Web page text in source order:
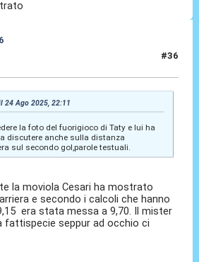
#36
24 Ago 2025, 22:11
la foto del fuorigioco di Taty e lui ha
discutere anche sulla distanza
sul secondo gol,parole testuali.
la moviola Cesari ha mostrato
e secondo i calcoli che hanno
era stata messa a 9,70. Il mister
fattispecie seppur ad occhio ci